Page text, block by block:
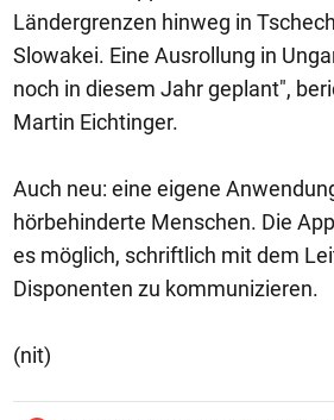
Ländergrenzen hinweg in
Slowakei. Eine Ausrollung in
noch in diesem Jahr geplant",
Martin Eichtinger.
Auch neu: eine eigene
hörbehinderte Menschen. Die
es möglich, schriftlich mit dem
Disponenten zu kommunizieren.
(nit)